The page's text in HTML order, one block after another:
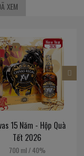
XEM
New Year
Chivas 18 Năm - Hộp Quà
Tết 2026
700 ml/